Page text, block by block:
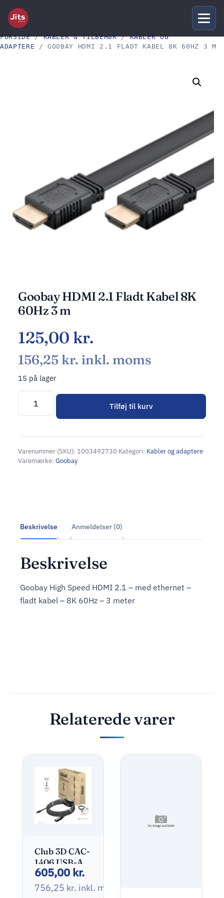
FORSIDE/KABLER & TILBEHØR/KABLER OG
ADAPTERE / GOOBAY HDMI 2.1 FLADT KABEL 8K 60HZ 3 M
Goobay HDMI 2.1 Fladt Kabel 8K
60Hz 3 m
125,00 kr.
156,25 kr. inkl. moms
15 på lager
Tilføj til kurv
Alternative:
Varenummer (SKU): 1003492730 Kategori: Kabler og adaptere
Varemærke: Goobay
Beskrivelse Anmeldelser (0)
Beskrivelse
Goobay High Speed HDMI 2.1 – med ethernet –
fladt kabel – 8K 60Hz – 3 meter
Relaterede varer
Club 3D CAC-
1406 USB-A
3.2 Gen1 aktiv
forlængerkabel
15m Sort
605,00 kr.
756,25 kr. inkl. moms